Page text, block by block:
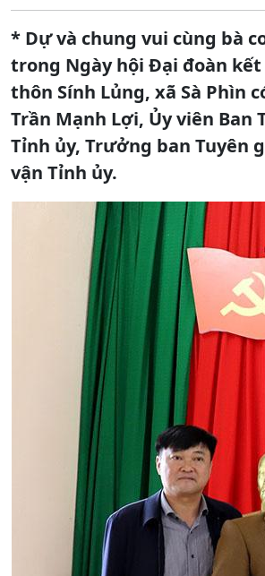
* Dự và chung vui cùng bà
trong Ngày hội Đại đoàn
thôn Sính Lủng, xã Sà Phìn
Trần Mạnh Lợi, Ủy viên Ban
Tỉnh ủy, Trưởng ban Tuyên
vận Tỉnh ủy.